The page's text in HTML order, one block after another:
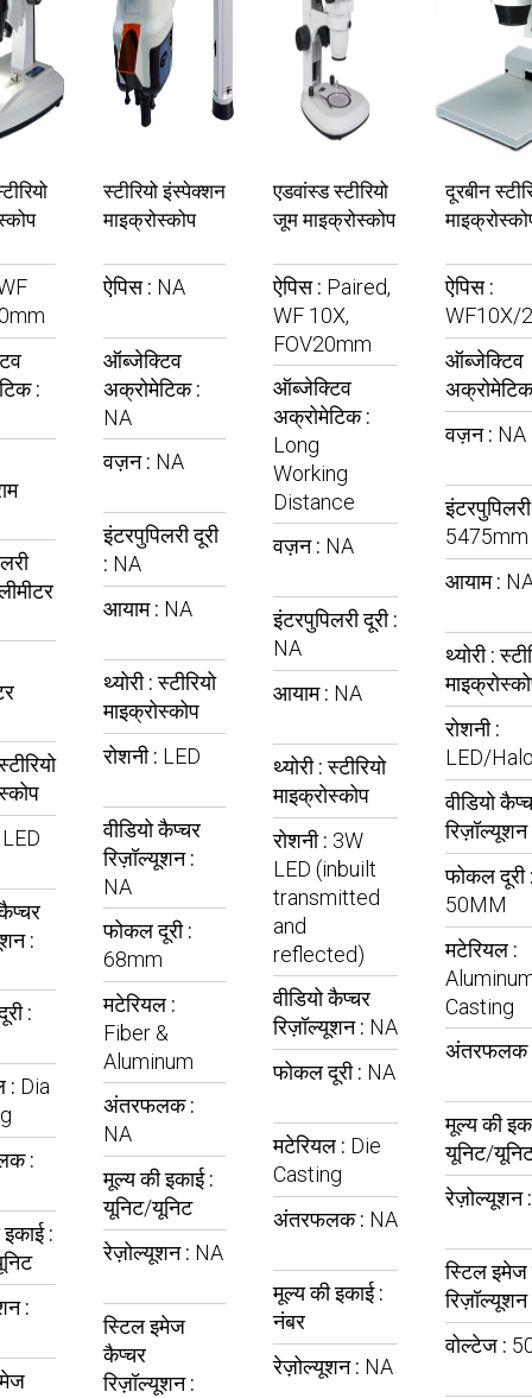
:
LED
:
:
: Dia
:
:
:
स्टीरियो इंस्पेक्शन
माइक्रोस्कोप
ऐपिस : NA
ऑब्जेक्टिव
अक्रोमेटिक :
NA
वज़न : NA
इंटरपुपिलरी दूरी
: NA
आयाम : NA
थ्योरी :स्टीरियो
माइक्रोस्कोप
रोशनी : LED
वीडियो कैप्चर
रिज़ॉल्यूशन :
NA
फोकल दूरी :
68mm
मटेरियल :
Fiber &
Aluminum
अंतरफलक :
NA
मूल्य की इकाई :
यूनिट/यूनिट
रेज़ोल्यूशन : NA
स्टिल इमेज
कैप्चर
रिज़ॉल्यूशन :
एडवांस्ड स्टीरियो
जूम माइक्रोस्कोप
ऐपिस : Paired,
WF 10X,
FOV20mm
ऑब्जेक्टिव
अक्रोमेटिक :
Long
Working
Distance
वज़न : NA
इंटरपुपिलरी दूरी :
NA
आयाम : NA
थ्योरी :स्टीरियो
माइक्रोस्कोप
रोशनी : 3W
LED (inbuilt
transmitted
and
reflected)
वीडियो कैप्चर
रिज़ॉल्यूशन : NA
फोकल दूरी : NA
मटेरियल : Die
Casting
अंतरफलक : NA
मूल्य की इकाई :
नंबर
रेज़ोल्यूशन : NA
दूरबीन
ऐपिस :
WF10X/
ऑब्जेक्टिव
वज़न : NA
5475mm
आयाम :
थ्योरी :
रोशनी :
LED/
वीडियो
फोकल दूरी
50MM
मटेरियल :
Casting
अंतरफलक
मूल्य की
यूनिट/
रेज़ोल्यूशन
स्टिल इमेज
वोल्टेज :